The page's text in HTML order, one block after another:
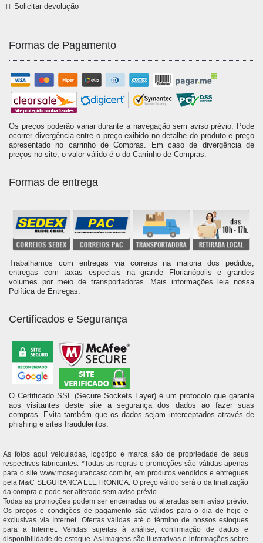
Solicitar devolução
Formas de Pagamento
Os preços poderão variar durante a navegação sem aviso prévio. Pode
ocorrer divergência entre o preço exibido no detalhe do produto e preço
apresentado no carrinho de Compras. Em caso de divergência de
preços no site, o valor válido é o do Carrinho de Compras.
Formas de entrega
Trabalhamos com entregas via correios na maioria dos pedidos,
entregas com taxas especiais na grande Florianópolis e grandes
volumes por meio de transportadoras. Mais informações leia nossa
Política de Entregas.
Certificados e Segurança
O Certificado SSL (Secure Sockets Layer) é um protocolo que garante
aos visitantes deste site a segurança dos dados ao fazer suas
compras. Evita também que os dados sejam interceptados através de
phishing e sites fraudulentos.
As fotos aqui veiculadas, logotipo e marca são de propriedade de seus
respectivos fabricantes. *Todas as regras e promoções são válidas apenas
para o site www.mcsegurancasc.com.br, em produtos vendidos e entregues
pela M&C SEGURANCA ELETRONICA. O preço válido será o da finalização
da compra e pode ser alterado sem aviso prévio.
Todas as promoções podem ser encerradas ou alteradas sem aviso prévio.
Os preços e condições de pagamento são válidos para o dia de hoje e
exclusivas via Internet. Ofertas válidas até o término de nossos estoques
para a Internet. Vendas sujeitas à análise, confirmação de dados e
disponibilidade de estoque. As imagens são ilustrativas e informações sobre